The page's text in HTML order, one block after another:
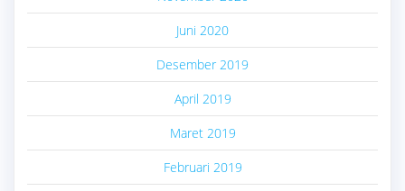
Juni 2020
Desember 2019
April 2019
Maret 2019
Februari 2019